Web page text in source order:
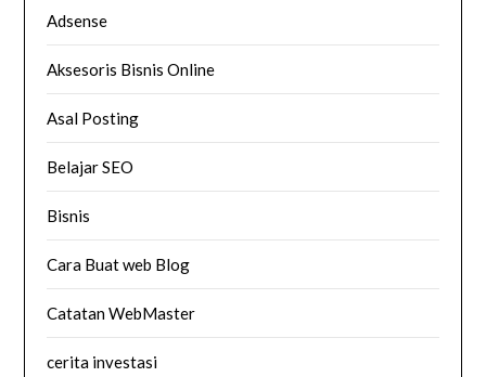
Adsense
Aksesoris Bisnis Online
Asal Posting
Belajar SEO
Bisnis
Cara Buat web Blog
Catatan WebMaster
cerita investasi